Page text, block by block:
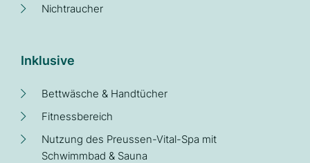
Nichtraucher
Inklusive
Bettwäsche & Handtücher
Fitnessbereich
Nutzung des Preussen-Vital-Spa mit
Schwimmbad & Sauna